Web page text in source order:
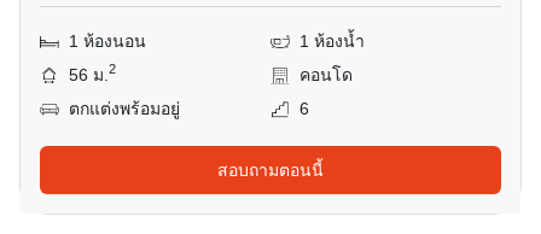
1 ห้องนอน
1 ห้องน้ำ
56 ม.2
คอนโด
ตกแต่งพร้อมอยู่
6
สอบถามตอนนี้